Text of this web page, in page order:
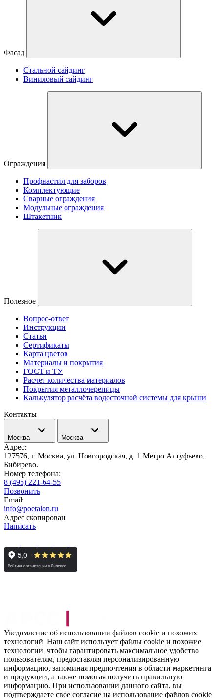
Фасад
Стальной сайдинг
Виниловый сайдинг
Ограждения
Профнастил для заборов
Комплектующие
Сварные ограждения
Модульные ограждения
Штакетник
Полезное
Вопрос-ответ
Инструкции
Статьи
Сертификаты
Карта цветов
Материалы и покрытия
ГОСТ и ТУ
Расчет количества материалов
Покрытия металлочерепицы
Калькулятор расчёта водосточной системы для крыши
Контакты
Москва Москва
Адрес:
127576, г. Москва, ул. Новгородская, д. 1 Метро Алтуфьево,
Бибирево.
Номер телефона:
8 (495) 221-64-55
Позвонить
Email:
info@poetalon.ru
Адрес скопирован
Написать
Уведомление об использовании файлов cookie и похожих
технологий. Наш сайт использует файлы cookie и похожие
технологии, чтобы гарантировать максимальное удобство
пользователям, предоставляя персонализированную
информацию, запоминая предпочтения в области маркетинга
и продукции, а также помогая получить правильную
информацию. При использовании данного сайта, вы
подтверждаете свое согласие на использование файлов cookie